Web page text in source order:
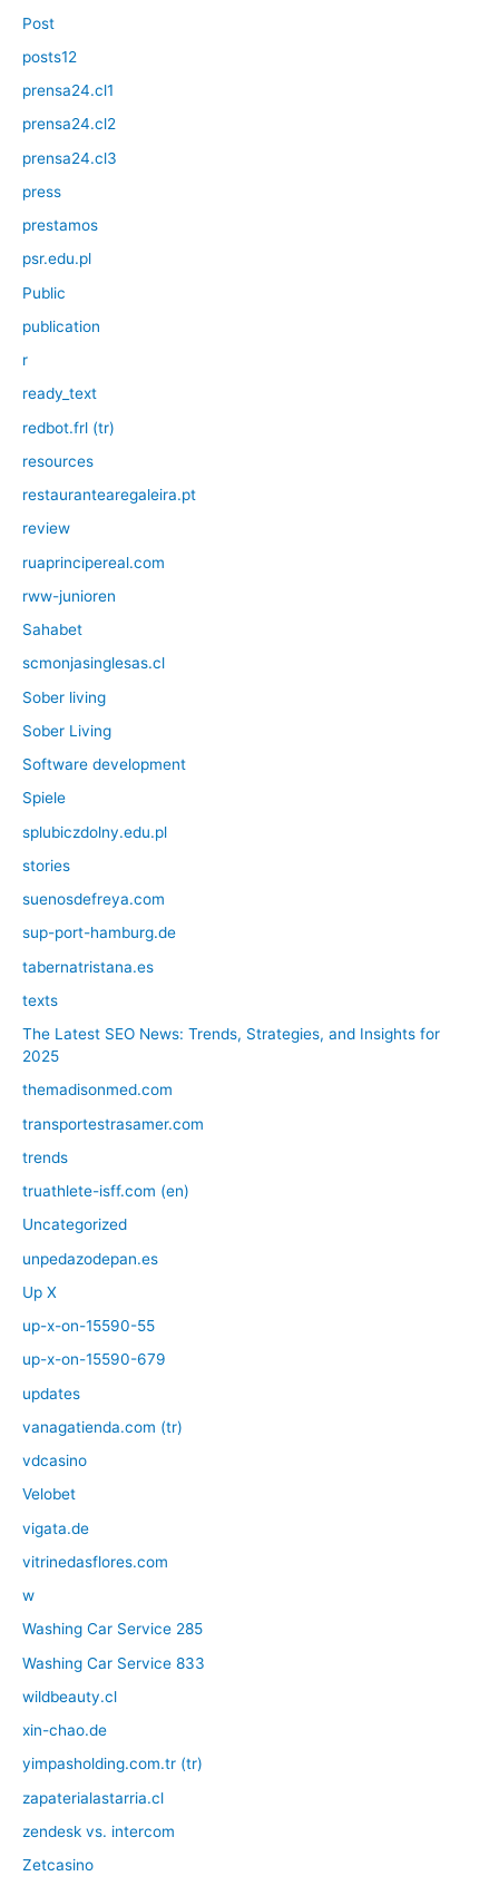
Post
posts12
prensa24.cl1
prensa24.cl2
prensa24.cl3
press
prestamos
psr.edu.pl
Public
publication
r
ready_text
redbot.frl (tr)
resources
restaurantearegaleira.pt
review
ruaprincipereal.com
rww-junioren
Sahabet
scmonjasinglesas.cl
Sober living
Sober Living
Software development
Spiele
splubiczdolny.edu.pl
stories
suenosdefreya.com
sup-port-hamburg.de
tabernatristana.es
texts
The Latest SEO News: Trends, Strategies, and Insights for
2025
themadisonmed.com
transportestrasamer.com
trends
truathlete-isff.com (en)
Uncategorized
unpedazodepan.es
Up X
up-x-on-15590-55
up-x-on-15590-679
updates
vanagatienda.com (tr)
vdcasino
Velobet
vigata.de
vitrinedasflores.com
w
Washing Car Service 285
Washing Car Service 833
wildbeauty.cl
xin-chao.de
yimpasholding.com.tr (tr)
zapaterialastarria.cl
zendesk vs. intercom
Zetcasino